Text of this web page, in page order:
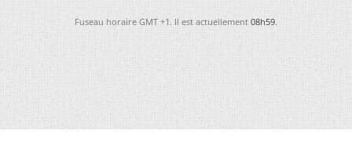
Fuseau horaire GMT +1. Il est actuellement08h59.